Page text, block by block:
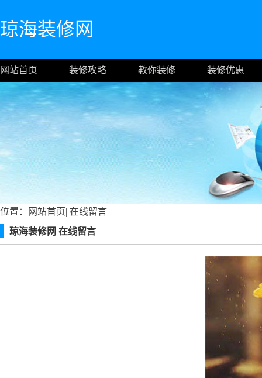
琼海装修网
网站首页 装修攻略 教你装修 装修优惠
位置： 网站首页| 在线留言
琼海装修网 在线留言